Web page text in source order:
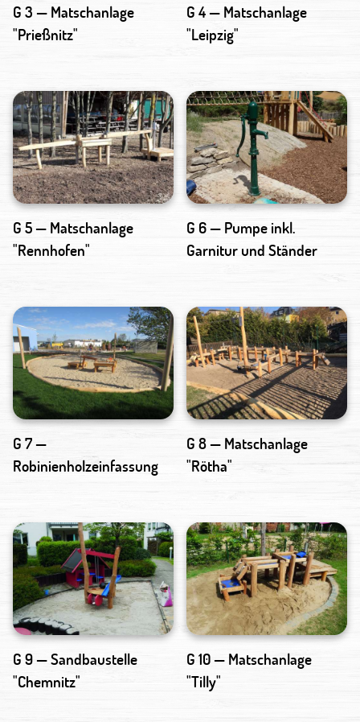
G 3 — Matschanlage
"Prießnitz"
G 4 — Matschanlage
"Leipzig"
G 5 — Matschanlage
"Rennhofen"
G 6 — Pumpe inkl.
Garnitur und Ständer
G 7 —
Robinienholzeinfassung
G 8 — Matschanlage
"Rötha"
G 9 — Sandbaustelle
"Chemnitz"
G 10 — Matschanlage
"Tilly"